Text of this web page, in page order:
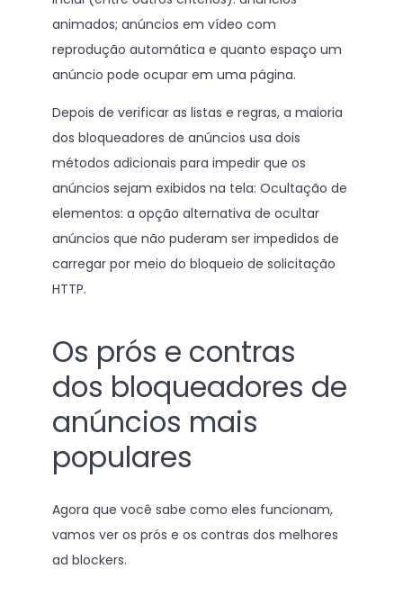
animados; anúncios em vídeo com
reprodução automática e quanto espaço um
anúncio pode ocupar em uma página.
Depois de verificar as listas e regras, a maioria
dos bloqueadores de anúncios usa dois
métodos adicionais para impedir que os
anúncios sejam exibidos na tela: Ocultação de
elementos: a opção alternativa de ocultar
anúncios que não puderam ser impedidos de
carregar por meio do bloqueio de solicitação
HTTP.
Os prós e contras
dos bloqueadores de
anúncios mais
populares
Agora que você sabe como eles funcionam,
vamos ver os prós e os contras dos melhores
ad blockers.